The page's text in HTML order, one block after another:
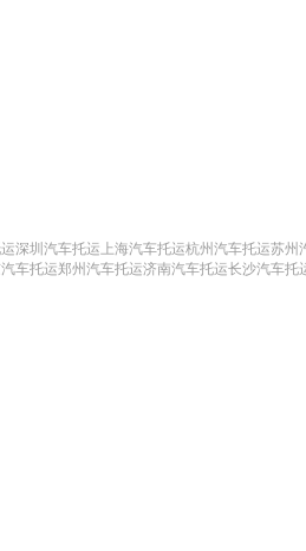
深圳汽车托运 上海汽车托运杭州汽车托运苏州
车托运郑州汽车托运济南汽车托运长沙汽车托